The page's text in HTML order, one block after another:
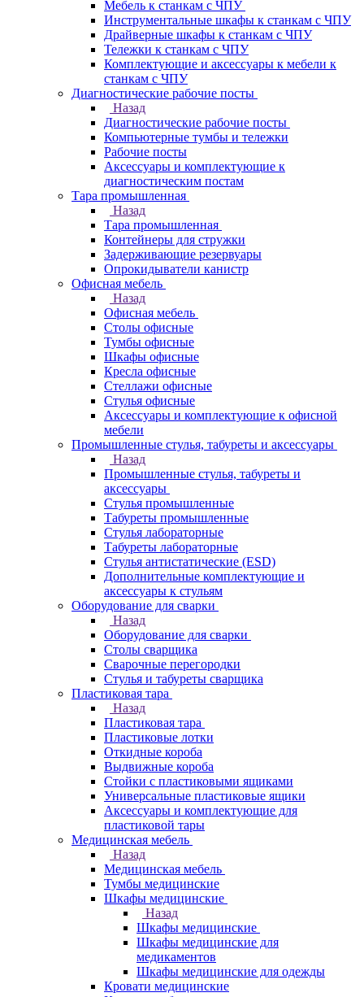
Мебель к станкам с ЧПУ
Инструментальные шкафы к станкам с ЧПУ
Драйверные шкафы к станкам с ЧПУ
Тележки к станкам с ЧПУ
Комплектующие и аксессуары к мебели к
станкам с ЧПУ
Диагностические рабочие посты
Назад
Диагностические рабочие посты
Компьютерные тумбы и тележки
Рабочие посты
Аксессуары и комплектующие к
диагностическим постам
Тара промышленная
Назад
Тара промышленная
Контейнеры для стружки
Задерживающие резервуары
Опрокидыватели канистр
Офисная мебель
Назад
Офисная мебель
Столы офисные
Тумбы офисные
Шкафы офисные
Кресла офисные
Стеллажи офисные
Стулья офисные
Аксессуары и комплектующие к офисной
мебели
Промышленные стулья, табуреты и аксессуары
Назад
Промышленные стулья, табуреты и
аксессуары
Стулья промышленные
Табуреты промышленные
Стулья лабораторные
Табуреты лабораторные
Стулья антистатические (ESD)
Дополнительные комплектующие и
аксессуары к стульям
Оборудование для сварки
Назад
Оборудование для сварки
Столы сварщика
Сварочные перегородки
Стулья и табуреты сварщика
Пластиковая тара
Назад
Пластиковая тара
Пластиковые лотки
Откидные короба
Выдвижные короба
Стойки с пластиковыми ящиками
Универсальные пластиковые ящики
Аксессуары и комплектующие для
пластиковой тары
Медицинская мебель
Назад
Медицинская мебель
Тумбы медицинские
Шкафы медицинские
Назад
Шкафы медицинские
Шкафы медицинские для
медикаментов
Шкафы медицинские для одежды
Кровати медицинские